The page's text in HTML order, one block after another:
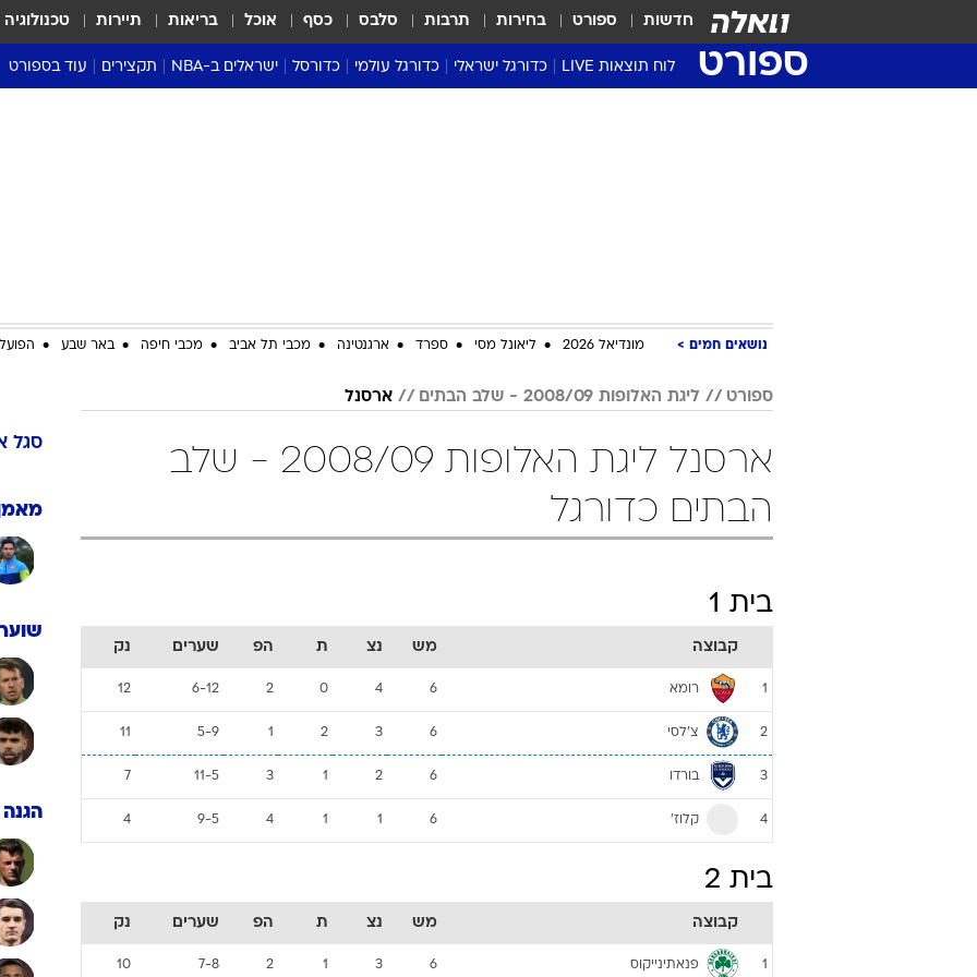
חדשות ספורט בחירות תרבות סלבס כסף אוכל בריאות תיירות טכנולוגיה
ספורט לוח תוצאות LIVE כדורגל ישראלי
ליגה א'
כדורגל עולמי
דרום אמריקה
כדורסל ישראלים ב-NBA תקצירים עוד בספורט
סערה
ספורט
החידה של
כתבו לנו
נושאים חמים מונדיאל 2026 ליאונל מסי ספרד ארגנטינה מכבי תל אביב מכבי חיפה באר שבע
ספורט ליגת האלופות 2008/09 - שלב הבתים ארסנל
ארסנל ליגת האלופות 2008/09 - שלב
הבתים כדורגל
בית 1
קבוצה מש נצ ת הפ שערים נק
1 רומא 6
4
0
2
6-12
12
2 צ'לסי 6
3
2
1
5-9
11
3 בורדו 6
2
1
3
11-5
7
4 קלוז' 6
1
1
4
9-5
4
בית 2
קבוצה מש נצ ת הפ שערים נק
1 פנאתינייקוס 6
3
1
2
7-8
10
סגל
מאמן
הגנה